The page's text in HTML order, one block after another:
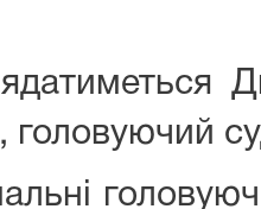
головуючий